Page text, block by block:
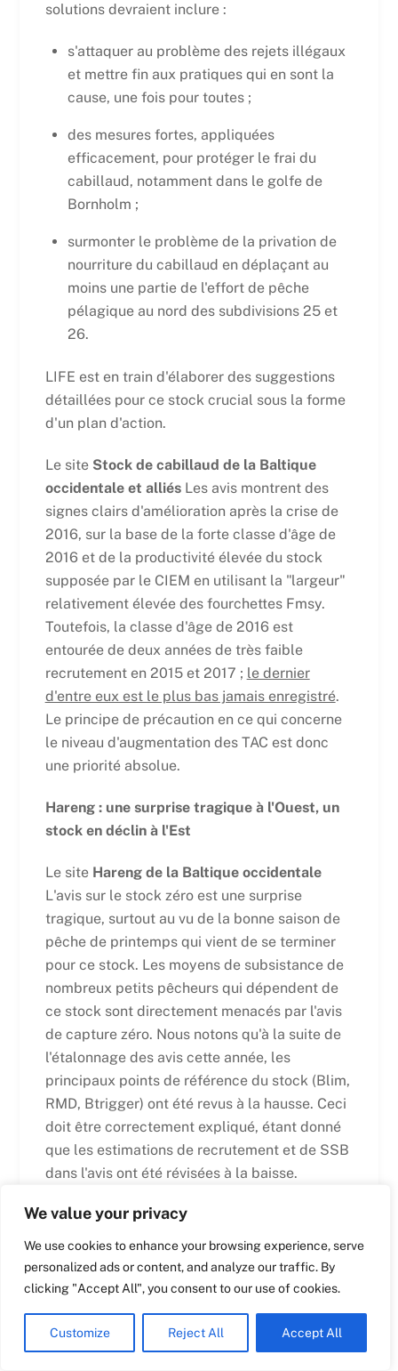
We value your privacy
We use cookies to enhance your browsing experience, serve
personalized ads or content, and analyze our traffic. By
clicking "Accept All", you consent to our use of cookies.
Customize Reject All Accept All
solutions devraient inclure :
s'attaquer au problème des rejets illégaux
et mettre fin aux pratiques qui en sont la
cause, une fois pour toutes ;
des mesures fortes, appliquées
efficacement, pour protéger le frai du
cabillaud, notamment dans le golfe de
Bornholm ;
surmonter le problème de la privation de
nourriture du cabillaud en déplaçant au
moins une partie de l'effort de pêche
pélagique au nord des subdivisions 25 et
26.
LIFE est en train d'élaborer des suggestions
détaillées pour ce stock crucial sous la forme
d'un plan d'action.
Le site Stock de cabillaud de la Baltique
occidentale et alliés Les avis montrent des
signes clairs d'amélioration après la crise de
2016, sur la base de la forte classe d'âge de
2016 et de la productivité élevée du stock
supposée par le CIEM en utilisant la "largeur"
relativement élevée des fourchettes Fmsy.
Toutefois, la classe d'âge de 2016 est
entourée de deux années de très faible
recrutement en 2015 et 2017 ; le dernier
d'entre eux est le plus bas jamais enregistré.
Le principe de précaution en ce qui concerne
le niveau d'augmentation des TAC est donc
une priorité absolue.
Hareng : une surprise tragique à l'Ouest, un
stock en déclin à l'Est
Le site Hareng de la Baltique occidentale
L'avis sur le stock zéro est une surprise
tragique, surtout au vu de la bonne saison de
pêche de printemps qui vient de se terminer
pour ce stock. Les moyens de subsistance de
nombreux petits pêcheurs qui dépendent de
ce stock sont directement menacés par l'avis
de capture zéro. Nous notons qu'à la suite de
l'étalonnage des avis cette année, les
principaux points de référence du stock (Blim,
RMD, Btrigger) ont été revus à la hausse. Ceci
doit être correctement expliqué, étant donné
que les estimations de recrutement et de SSB
dans l'avis ont été révisées à la baisse.
Plus à l'est, leHareng de la Baltique centrale
Le stock ne se porte pas bien non plus,
comme le confirment les résultats décevants
de la saison du hareng, du moins dans les
l'égard de la classe d'âge de 2014 est un motif
d'inquiétude.
English
Croatian
Dutch
Italian
Polish
Romanian
Spanish
Maltese
Swedish